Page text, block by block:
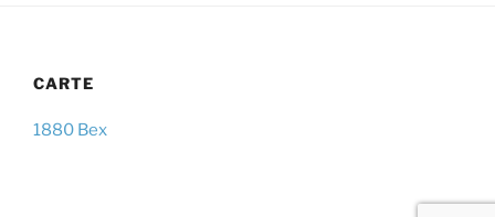
CARTE
1880 Bex